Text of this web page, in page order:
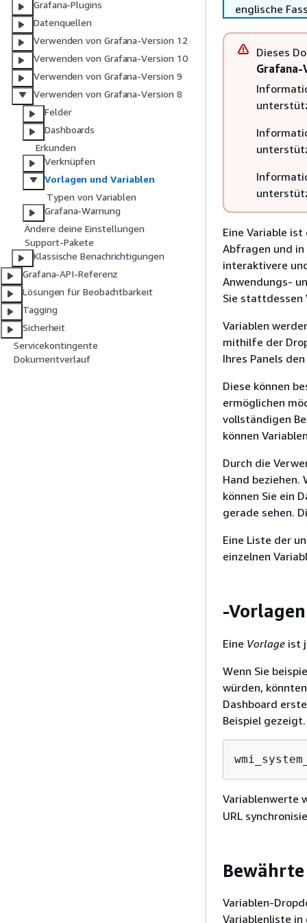
Grafana-Plugins
Datenquellen
Verwenden von Grafana-Version 12
Verwenden von Grafana-Version 10
Verwenden von Grafana-Version 9
Verwenden von Grafana-Version 8
Felder
Dashboards
Erkunden
Verknüpfen
Vorlagen und Variablen
Typen von Variablen
Grafana-Warnung
Ändere deine Einstellungen
Support-Pakete
Klassische Benachrichtigungen
Grafana-API-Referenz
Lösungen für Beobachtbarkeit
Tagging
Sicherheit
Servicekontingente
Dokumentverlauf
englische
Dieses
Grafana-
Eine Variable
Abfragen und
interaktivere
Anwendungs-
Sie stattdessen
Variablen
mithilfe der
Ihres Panels
Diese können
ermöglichen
vollständigen
können
Durch die
Hand beziehen.
können Sie ein
gerade sehen.
Eine Liste der
einzelnen
-Vorlagen
Eine Vorlage ist
Wenn Sie
würden,
Dashboard
Beispiel gezeigt.
Variablenwerte
URL
Variablen-
Variablenliste